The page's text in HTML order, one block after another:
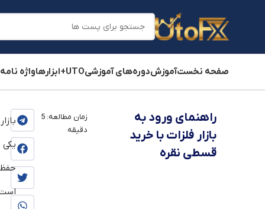
صفحه نخستآموزشدوره‌های آموزشیUTO+ ابزارهاواژه نامه
بلاگ »آموزش »آموزش فاندامنتال »آموزش
راهنمای ورود به
بازار فلزات با خرید
قسطی نقره
زمان مطالعه: 5
دقیقه